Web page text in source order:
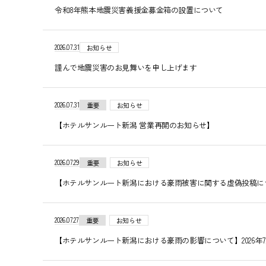
令和8年熊本地震災害義援金募金箱の設置について
2026.07.31 お知らせ
謹んで地震災害のお見舞いを申し上げます
2026.07.31 重要 お知らせ
【ホテルサンルート新潟 営業再開のお知らせ】
2026.07.29 重要 お知らせ
【ホテルサンルート新潟における豪雨被害に関する虚偽投稿に
2026.07.27 重要 お知らせ
【ホテルサンルート新潟における豪雨の影響について】2026年7